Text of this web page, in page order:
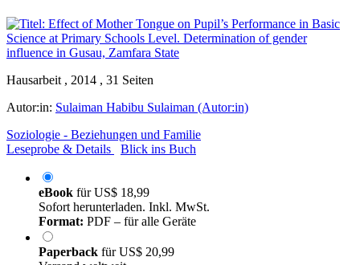
Hausarbeit , 2014 , 31 Seiten
Autor:in: Sulaiman Habibu Sulaiman (Autor:in)
Soziologie - Beziehungen und Familie
Leseprobe & Details
Blick ins Buch
eBook fürUS$ 18,99
Sofort herunterladen. Inkl. MwSt.
Format: PDF – für alle Geräte
Paperback fürUS$ 20,99